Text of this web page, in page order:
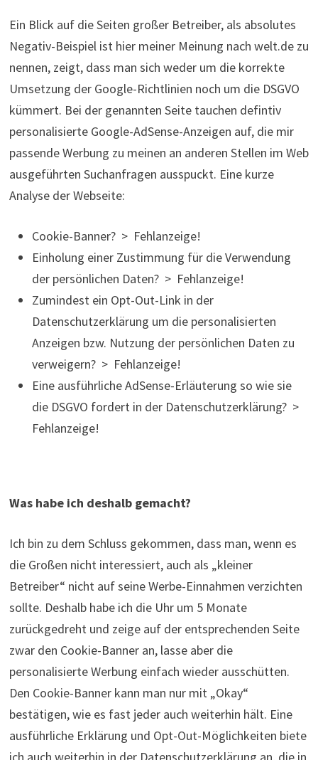
Ein Blick auf die Seiten großer Betreiber, als absolutes
Negativ-Beispiel ist hier meiner Meinung nach welt.de zu
nennen, zeigt, dass man sich weder um die korrekte
Umsetzung der Google-Richtlinien noch um die DSGVO
kümmert. Bei der genannten Seite tauchen defintiv
personalisierte Google-AdSense-Anzeigen auf, die mir
passende Werbung zu meinen an anderen Stellen im Web
ausgeführten Suchanfragen ausspuckt. Eine kurze
Analyse der Webseite:
Cookie-Banner? > Fehlanzeige!
Einholung einer Zustimmung für die Verwendung
der persönlichen Daten? > Fehlanzeige!
Zumindest ein Opt-Out-Link in der
Datenschutzerklärung um die personalisierten
Anzeigen bzw. Nutzung der persönlichen Daten zu
verweigern? > Fehlanzeige!
Eine ausführliche AdSense-Erläuterung so wie sie
die DSGVO fordert in der Datenschutzerklärung? >
Fehlanzeige!
Was habe ich deshalb gemacht?
Ich bin zu dem Schluss gekommen, dass man, wenn es
die Großen nicht interessiert, auch als „kleiner
Betreiber“ nicht auf seine Werbe-Einnahmen verzichten
sollte. Deshalb habe ich die Uhr um 5 Monate
zurückgedreht und zeige auf der entsprechenden Seite
zwar den Cookie-Banner an, lasse aber die
personalisierte Werbung einfach wieder ausschütten.
Den Cookie-Banner kann man nur mit „Okay“
bestätigen, wie es fast jeder auch weiterhin hält. Eine
ausführliche Erklärung und Opt-Out-Möglichkeiten biete
ich auch weiterhin in der Datenschutzerklärung an, die in